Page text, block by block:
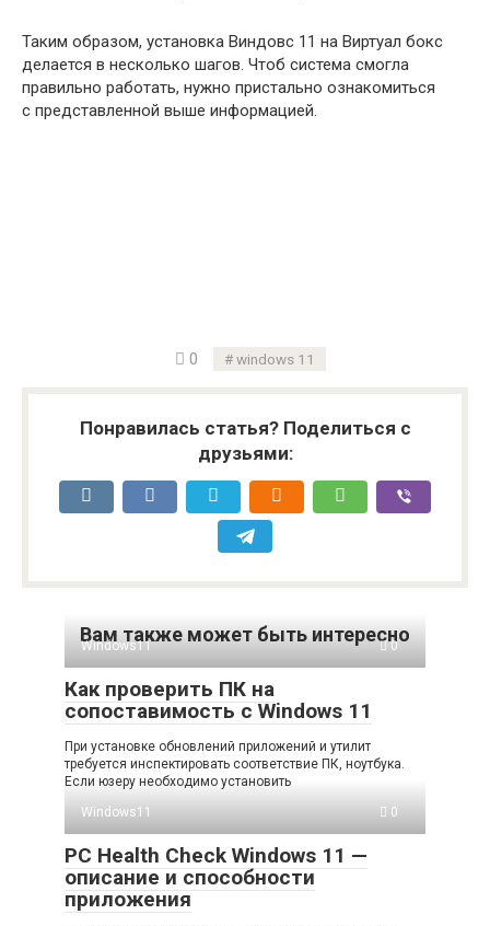
Таким образом, установка Виндовс 11 на Виртуал бокс
делается в несколько шагов. Чтоб система смогла
правильно работать, нужно пристально ознакомиться
с представленной выше информацией.
0 windows 11
Понравилась статья? Поделиться с
друзьями:
Вам также может быть интересно
Windows11 0
Как проверить ПК на
сопоставимость с Windows 11
При установке обновлений приложений и утилит
требуется инспектировать соответствие ПК, ноутбука.
Если юзеру необходимо установить
Windows11
0
PC Health Check Windows 11 —
описание и способности
приложения